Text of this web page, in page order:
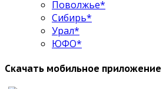
Поволжье*
Сибирь*
Урал*
ЮФО*
Скачать мобильное приложение